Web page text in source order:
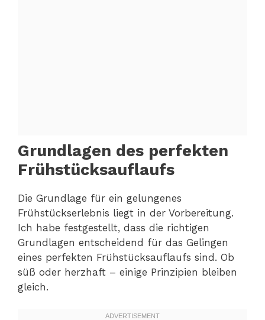
Grundlagen des perfekten
Frühstücksauflaufs
Die Grundlage für ein gelungenes
Frühstückserlebnis liegt in der Vorbereitung.
Ich habe festgestellt, dass die richtigen
Grundlagen entscheidend für das Gelingen
eines perfekten Frühstücksauflaufs sind. Ob
süß oder herzhaft – einige Prinzipien bleiben
gleich.